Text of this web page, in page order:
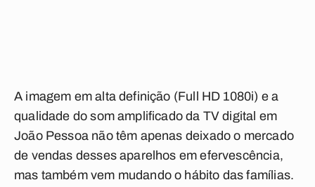
A imagem em alta definição (Full HD 1080i) e a
qualidade do som amplificado da TV digital em
João Pessoa não têm apenas deixado o mercado
de vendas desses aparelhos em efervescência,
mas também vem mudando o hábito das famílias.